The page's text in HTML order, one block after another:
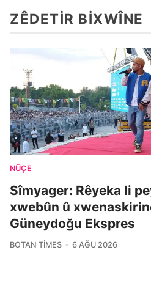
ZÊDETIR BIXWÎNE
NÛÇE
Sîmyager: Rêyeka li
xwebûn û
Güneydoğu Ekspres
BOTAN TIMES 6 AĞU 2026